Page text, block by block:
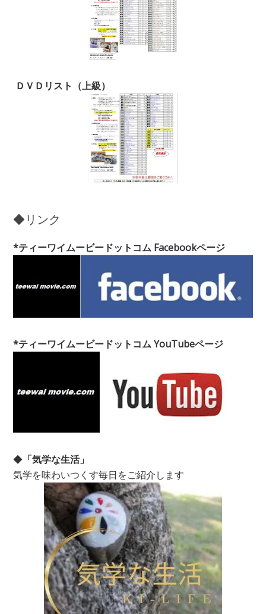
ＤＶＤリスト（上級）
◆リンク
*ティーワイムービードットコム Facebookページ
*ティーワイムービードットコム YouTubeページ
◆ 「気学な生活」
気学を味わいつくす毎日をご紹介します